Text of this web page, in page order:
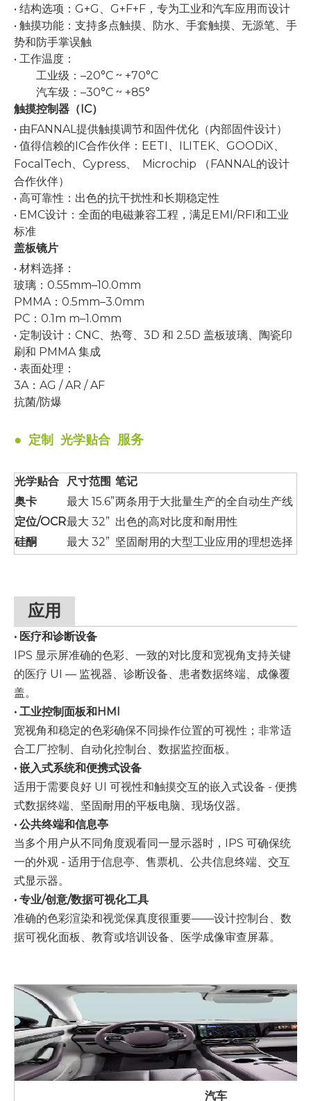
• 结构选项：G+G、G+F+F，专为工业和汽车应用而设计
• 触摸功能：支持多点触摸、防水、手套触摸、无源笔、手
势和防手掌误触
• 工作温度：
工业级：–20°C ~ +70°C
汽车级：–30°C ~ +85°
触摸控制器（IC）
• 由FANNAL提供触摸调节和固件优化（内部固件设计）
• 值得信赖的IC合作伙伴：EETI、ILITEK、GOODiX、
FocalTech、Cypress、 Microchip
（FANNAL的设计
合作伙伴）
• 高可靠性：出色的抗干扰性和长期稳定性
• EMC设计：全面的电磁兼容工程，满足EMI/RFI和工业
标准
盖板镜片
• 材料选择：
玻璃 ：0.55mm–10.0mm
PMMA：0.5mm–3.0mm
PC：0.1m m–1.0mm
• 定制设计：CNC、热弯、3D 和 2.5D 盖板玻璃、陶瓷印
刷和 PMMA 集成
• 表面处理：
3A：AG / AR / AF
抗菌/防爆
● 定制 光学贴合 服务
光学贴合 尺寸范围 笔记
奥卡
最大 15.6”两条用于大批量生产的全自动生产线
定位/OCR最大 32” 出色的高对比度和耐用性
硅酮
最大 32” 坚固耐用的大型工业应用的理想选择
应用
• 医疗和诊断设备
IPS 显示屏准确的色彩、一致的对比度和宽视角支持关键
的医疗 UI — 监视器、诊断设备、患者数据终端、成像覆
盖。
• 工业控制面板和HMI
宽视角和稳定的色彩确保不同操作位置的可视性；非常适
合工厂控制、自动化控制台、数据监控面板。
• 嵌入式系统和便携式设备
适用于需要良好 UI 可视性和触摸交互的嵌入式设备 - 便携
式数据终端、坚固耐用的平板电脑、现场仪器。
• 公共终端和信息亭
当多个用户从不同角度观看同一显示器时，IPS 可确保统
一的外观 - 适用于信息亭、售票机、公共信息终端、交互
式显示器。
• 专业/创意/数据可视化工具
准确的色彩渲染和视觉保真度很重要——设计控制台、数
据可视化面板、教育或培训设备、医学成像审查屏幕。
汽车